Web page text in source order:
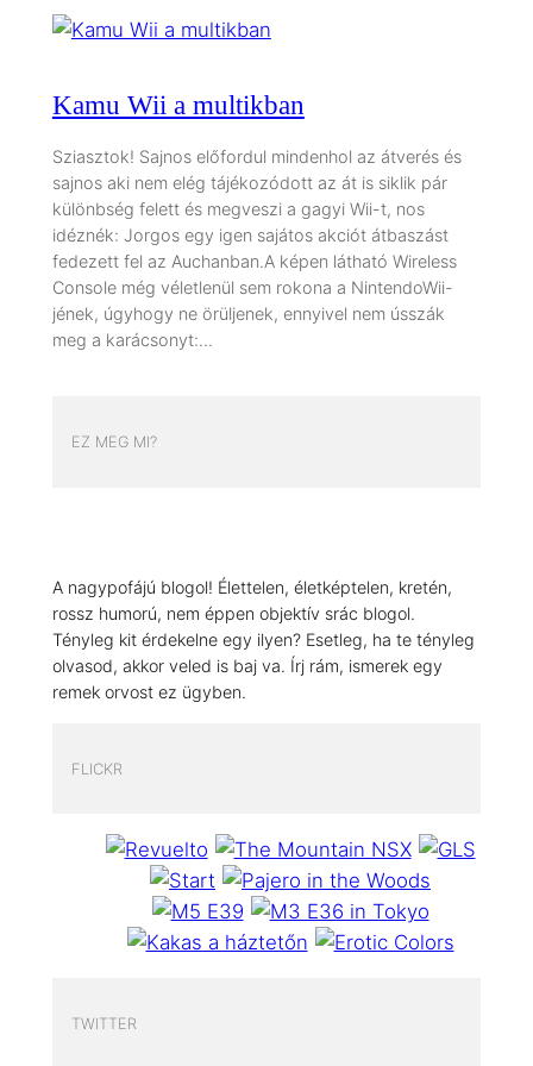
Kamu Wii a multikban
Sziasztok! Sajnos előfordul mindenhol az átverés és
sajnos aki nem elég tájékozódott az át is siklik pár
különbség felett és megveszi a gagyi Wii-t, nos
idéznék: Jorgos egy igen sajátos akciót átbaszást
fedezett fel az Auchanban.A képen látható Wireless
Console még véletlenül sem rokona a NintendoWii-
jének, úgyhogy ne örüljenek, ennyivel nem ússzák
meg a karácsonyt:…
EZ MEG MI?
A nagypofájú blogol! Élettelen, életképtelen, kretén,
rossz humorú, nem éppen objektív srác blogol.
Tényleg kit érdekelne egy ilyen? Esetleg, ha te tényleg
olvasod, akkor veled is baj va. Írj rám, ismerek egy
remek orvost ez ügyben.
FLICKR
TWITTER